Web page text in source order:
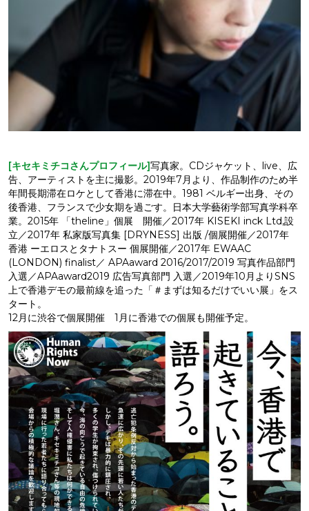
[キセキミチコさんプロフィール]写真家。CDジャケット、live、広
告、アーティストを主に撮影。2019年7月より、作品制作のため半
年間長期滞在ロケとして香港に滞在中。1981 ベルギー出身、その
後香港、フランスで少女期を過ごす。日本大学藝術学部写真学科卒
業。2015年 「theline」個展 開催／2017年 KISEKI inck Ltd,設
立／2017年 私家版写真集 [DRYNESS] 出版 /個展開催／2017年
香港 ーエロスとタナトスー 個展開催／2017年 EWAAC
(LONDON) finalist／ APAaward 2016/2017/2019 写真作品部門
入選／APAaward2019 広告写真部門 入選／2019年10月よりSNS
上で香港デモの最前線を追った「＃まずは知るだけでいい展」をス
タート。
12月に渋谷で個展開催 1月に香港での個展も開催予定。